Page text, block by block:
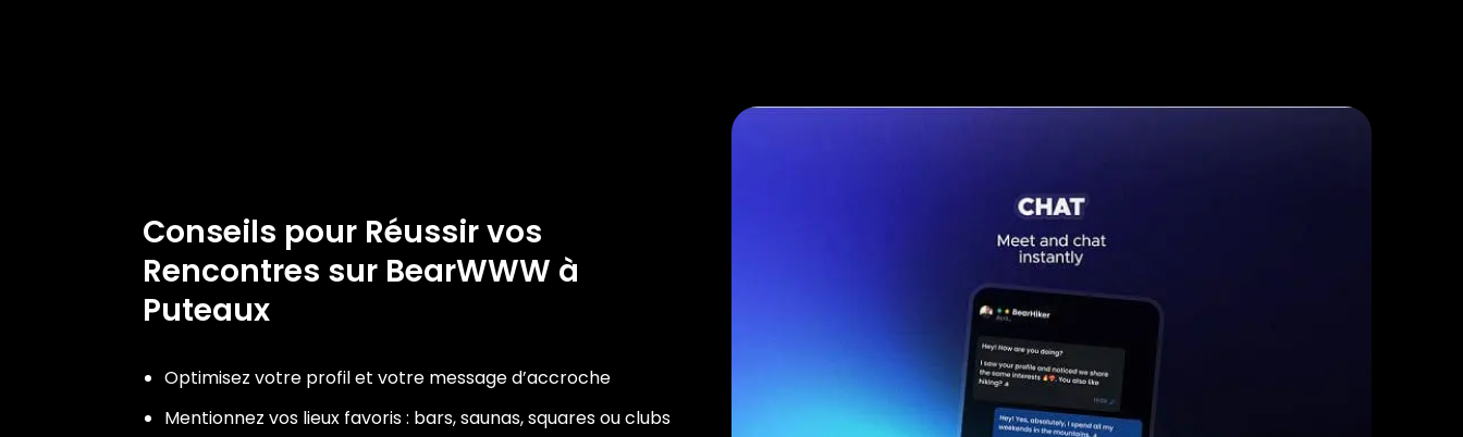
Conseils pour Réussir vos
Rencontres sur BearWWW à
Puteaux
Optimisez votre profil et votre message d’accroche
Mentionnez vos lieux favoris : bars, saunas, squares ou clubs